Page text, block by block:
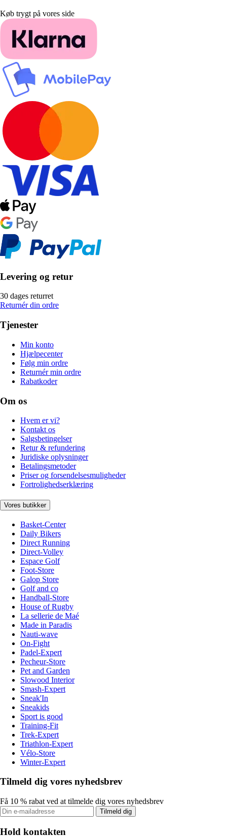
Køb trygt på vores side
Levering og retur
30 dages returret
Returnér din ordre
Tjenester
Min konto
Hjælpecenter
Følg min ordre
Returnér min ordre
Rabatkoder
Om os
Hvem er vi?
Kontakt os
Salgsbetingelser
Retur & refundering
Juridiske oplysninger
Betalingsmetoder
Priser og forsendelsesmuligheder
Fortrolighedserklæring
Vores butikker
Basket-Center
Daily Bikers
Direct Running
Direct-Volley
Espace Golf
Foot-Store
Galop Store
Golf and co
Handball-Store
House of Rugby
La sellerie de Maé
Made in Paradis
Nauti-wave
On-Fight
Padel-Expert
Pecheur-Store
Pet and Garden
Slowood Interior
Smash-Expert
Sneak'In
Sneakids
Sport is good
Training-Fit
Trek-Expert
Triathlon-Expert
Vélo-Store
Winter-Expert
Tilmeld dig vores nyhedsbrev
Få 10 % rabat ved at tilmelde dig vores nyhedsbrev
Tilmeld dig
Hold kontakten